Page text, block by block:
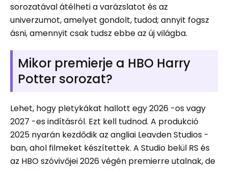
sorozatával átélheti a varázslatot és az
univerzumot, amelyet gondolt, tudod; annyit fogsz
ásni, amennyit csak tudsz ebbe az új világba.
Mikor premierje a HBO Harry
Potter sorozat?
Lehet, hogy pletykákat hallott egy 2026 -os vagy
2027 -es indításról. Ezt kell tudnod. A produkció
2025 nyarán kezdődik az angliai Leavden Studios -
ban, ahol filmeket készítettek. A Studio belül RS és
az HBO szóvivőjei 2026 végén premierre utalnak, de